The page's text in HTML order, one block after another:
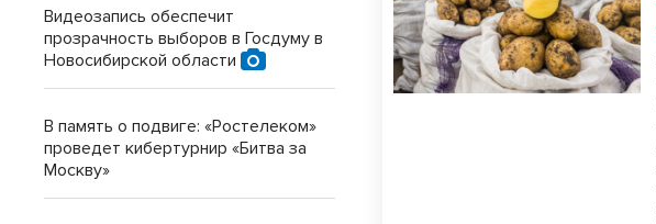
Видеозапись обеспечит
прозрачность выборов в Госдуму в
Новосибирской области
В память о подвиге: «Ростелеком»
проведет кибертурнир «Битва за
Москву»